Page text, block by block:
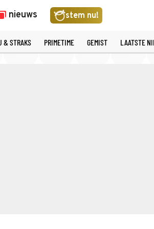
nieuws stem nu!
& STRAKS PRIMETIME GEMIST LAATSTE